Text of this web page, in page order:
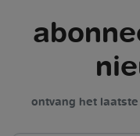
ontvang het